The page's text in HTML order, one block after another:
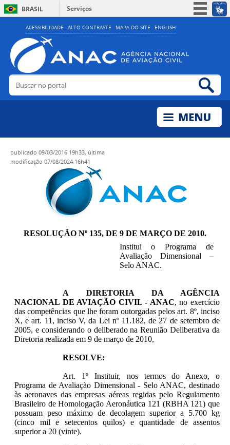
ACESSIBILIDADE ALTO CONTRASTE MAPA DO SITE ENGLISH
BRASIL
Serviços
Simplifique!
Acesso à informação
Legislação
Buscar no portal
publicado 09/03/2016 19h33, última
modificação 07/08/2024 16h41
RESOLUÇÃO Nº 135, DE 9 DE MARÇO DE 2010.
Institui o Programa de
Avaliação Dimensional –
Selo ANAC.
A DIRETORIA DA AGÊNCIA
NACIONAL DE AVIAÇÃO CIVIL - ANAC, no exercício
das competências que lhe foram outorgadas pelos art. 8º, inciso
X, e art. 11, inciso V, da Lei nº 11.182, de 27 de setembro de
2005, e considerando o deliberado na Reunião Deliberativa da
Diretoria realizada em 9 de março de 2010,
RESOLVE:
Art. 1º Instituir, nos termos do Anexo, o
Programa de Avaliação Dimensional - Selo ANAC, destinado
às aeronaves das empresas aéreas regidas pelo Regulamento
Brasileiro de Homologação Aeronáutica 121 (RBHA 121) que
possuam peso máximo de decolagem superior a 5.700 kg
(cinco mil e setecentos quilos) e quantidade de assentos
superior a 20 (vinte).